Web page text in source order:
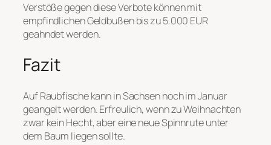
Verstöße gegen diese Verbote können mit
empfindlichen Geldbußen bis zu 5.000 EUR
geahndet werden.
Fazit
Auf Raubfische kann in Sachsen noch im Januar
geangelt werden. Erfreulich, wenn zu Weihnachten
zwar kein Hecht, aber eine neue Spinnrute unter
dem Baum liegen sollte.